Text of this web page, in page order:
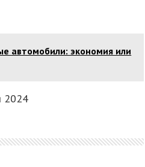
автомобили: экономия или
2024